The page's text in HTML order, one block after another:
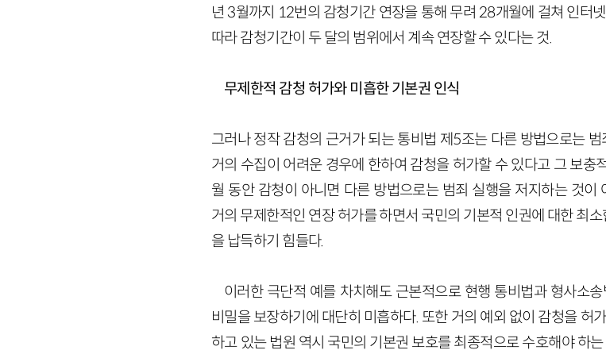
년 3월까지 12번의 감청기간 연장을 통해 무려 28개월에 걸쳐 인터
따라 감청기간이 두 달의 범위에서 계속 연장할 수 있다는 것.
무제한적 감청 허가와 미흡한 기본권 인식
그러나 정작 감청의 근거가 되는 통비법 제5조는 다른 방법으로는
거의 수집이 어려운 경우에 한하여 감청을 허가할 수 있다고 그 보충
월 동안 감청이 아니면 다른 방법으로는 범죄 실행을 저지하는 것이
거의 무제한적인 연장 허가를 하면서 국민의 기본적 인권에 대한 최
을 납득하기 힘들다.
이러한 극단적 예를 차치해도 근본적으로 현행 통비법과 형사소
비밀을 보장하기에 대단히 미흡하다. 또한 거의 예외 없이 감청을 허
하고 있는 법원 역시 국민의 기본권 보호를 최종적으로 수호해야 하